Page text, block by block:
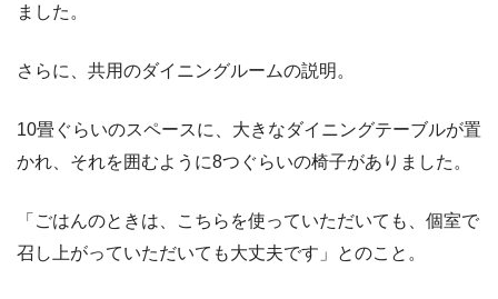
ました。
さらに、共用のダイニングルームの説明。
10畳ぐらいのスペースに、大きなダイニングテーブルが置
かれ、それを囲むように8つぐらいの椅子がありました。
「ごはんのときは、こちらを使っていただいても、個室で
召し上がっていただいても大丈夫です」とのこと。